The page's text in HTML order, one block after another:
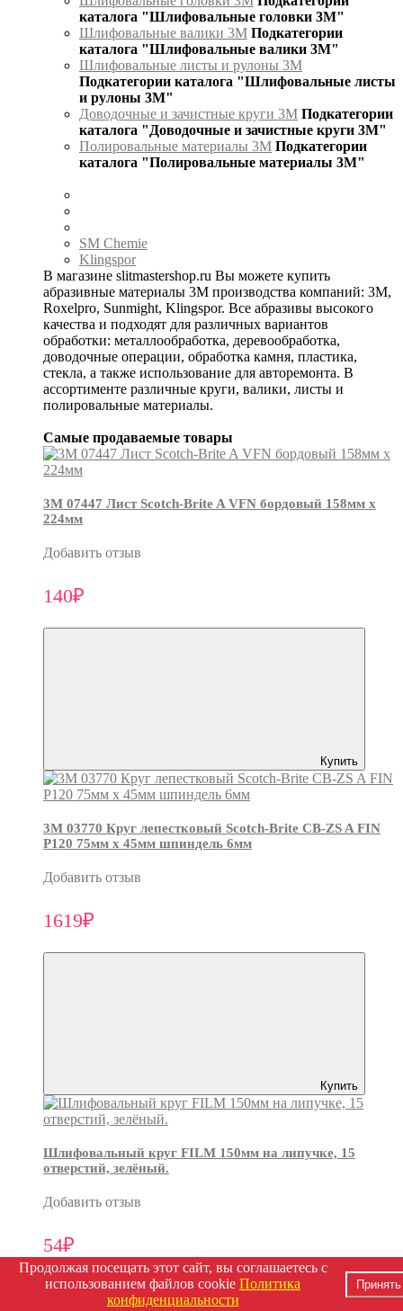
каталога "Шлифовальные головки 3М"
Шлифовальные валики 3М Подкатегории
каталога "Шлифовальные валики 3М"
Шлифовальные листы и рулоны 3М
Подкатегории каталога "Шлифовальные листы
и рулоны 3М"
Доводочные и зачистные круги 3М Подкатегории
каталога "Доводочные и зачистные круги 3М"
Полировальные материалы 3М Подкатегории
каталога "Полировальные материалы 3М"
SM Chemie
Klingspor
В магазине slitmastershop.ru Вы можете купить
абразивные материалы 3М производства компаний: 3М,
Roxelpro, Sunmight, Klingspor. Все абразивы высокого
качества и подходят для различных вариантов
обработки: металлообработка, деревообработка,
доводочные операции, обработка камня, пластика,
стекла, а также использование для авторемонта. В
ассортименте различные круги, валики, листы и
полировальные материалы.
Самые продаваемые товары
3М 07447 Лист Scotch-Brite A VFN бордовый 158мм х
224мм
Добавить отзыв
140₽
Купить
3М 03770 Круг лепестковый Scotch-Brite CB-ZS A FIN
P120 75мм х 45мм шпиндель 6мм
Добавить отзыв
1619₽
Купить
Шлифовальный круг FILM 150мм на липучке, 15
отверстий, зелёный.
Добавить отзыв
54₽
Продолжая посещать этот сайт, вы соглашаетесь с
использованием файлов cookie Политика
конфиденциальности
Принять